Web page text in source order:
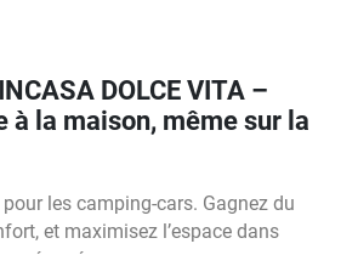
DOLCE VITA –
à la maison, même sur la
les camping-cars. Gagnez du
et maximisez l’espace dans